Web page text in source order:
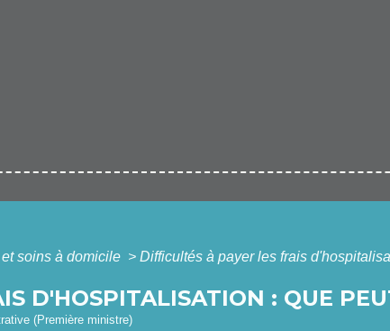
soins à domicile > Difficultés à payer les frais
D'HOSPITALISATION : QUE
(Première ministre)